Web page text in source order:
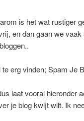
is het wat rustiger
en dan gaan we vaak
erg vinden; Spam Je
laat vooral hieronder
je blog kwijt wilt. Ik